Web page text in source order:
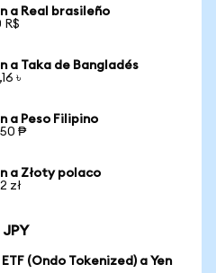
a Real brasileño
R$
a Taka de Bangladés
৳
a Peso Filipino
₱
a Złoty polaco
zł
(Ondo Tokenized) a Yen